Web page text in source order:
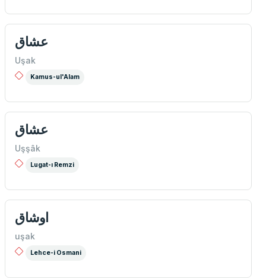
عشاق
Uşak
Kamus-ul'Alam
عشاق
Uşşâk
Lugat-ı Remzi
اوشاق
uşak
Lehce-i Osmani